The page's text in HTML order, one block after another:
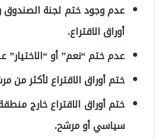
أوراق الاقتراع.
عدم ختم “نعم” أو “الاختيار”
ختم أوراق الاقتراع لأكثر
ختم أوراق الاقتراع خارج
سياسي أو مرشح.